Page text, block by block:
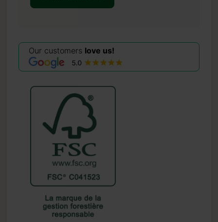
Our customers love us!